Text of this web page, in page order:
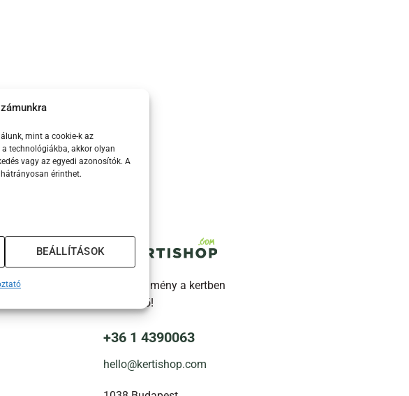
mint a cookie-k az
technológiákba, akkor olyan
vagy az egyedi azonosítók. A
érinthet.
BEÁLLÍTÁSOK
Legyen élmény a kertben
töltött idő!
+36 1 4390063
hello@kertishop.com